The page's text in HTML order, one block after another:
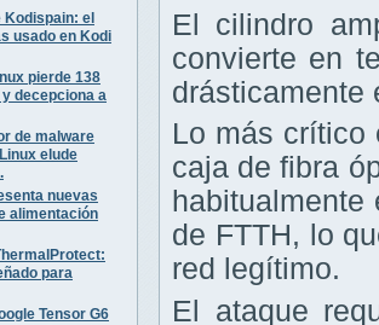
Kodispain: el
usado en Kodi
pierde 138
decepciona a
de malware
elude
nuevas
alimentación
para
Tensor G6
El cilindro
convierte en
drásticamente
Lo más crítico
caja de fibra
de FTTH, lo
red legítimo.
El ataque